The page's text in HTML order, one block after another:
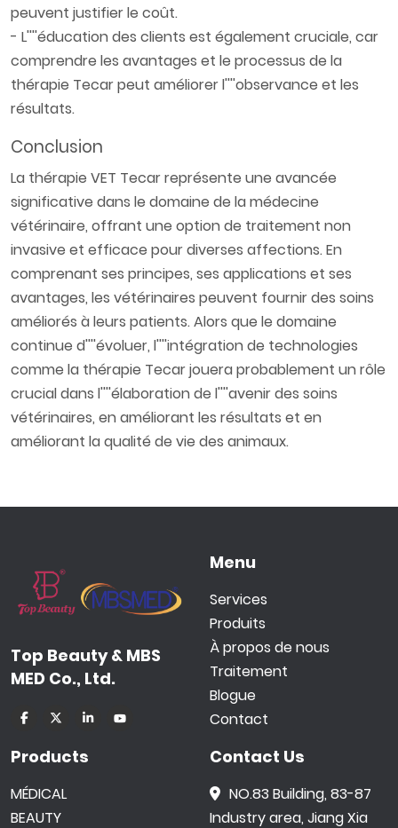
peuvent justifier le coût.
- L''''éducation des clients est également cruciale, car
comprendre les avantages et le processus de la
thérapie Tecar peut améliorer l''''observance et les
résultats.
Conclusion
La thérapie VET Tecar représente une avancée
significative dans le domaine de la médecine
vétérinaire, offrant une option de traitement non
invasive et efficace pour diverses affections. En
comprenant ses principes, ses applications et ses
avantages, les vétérinaires peuvent fournir des soins
améliorés à leurs patients. Alors que le domaine
continue d''''évoluer, l''''intégration de technologies
comme la thérapie Tecar jouera probablement un rôle
crucial dans l''''élaboration de l''''avenir des soins
vétérinaires, en améliorant les résultats et en
améliorant la qualité de vie des animaux.
Top Beauty & MBS
MED Co., Ltd.
Menu
Services
Produits
À propos de nous
Traitement
Blogue
Contact
Products
MÉDICAL
BEAUTY
Contact Us
NO.83 Building, 83-87
Industry area, Jiang Xia